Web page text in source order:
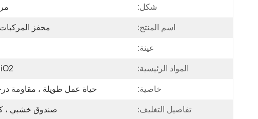
شكل:
اسم المنتج: محفز
عينة:
المواد الرئيسية:
خاصية: حياة عمل طويلة ، مقاومة
تفاصيل التغليف: صندوق خشبي ،